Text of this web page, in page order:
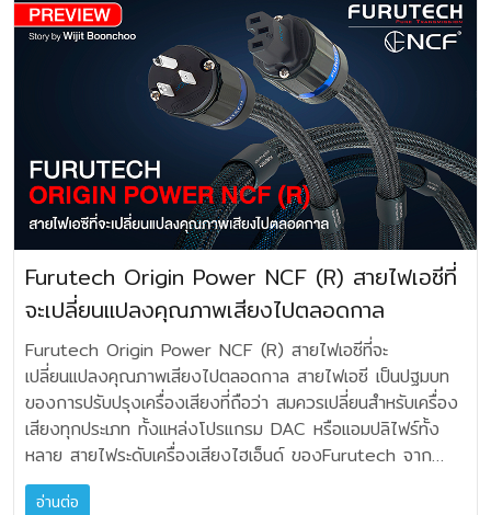
พิทักษ์ . MAS HIFI 081-9820282 คุณมาศ
คืนอิมเมจและซาวนด์สเตจให้เครื่องขยายเสียง เปลี่ยนไปสู่ความ
โดดเด่นน่าทึ่งยิ่งขึ้น คุณอาจไม่เคยได้ยินเสียงเบสกระชับเป็นตัว
ตน แอมเบี้ยนสวยงาม จุดตำแหน่งดนตรีแม่นถึงขนาดนี้มาก่อน
(AUVA EQ CSA 2) และแบบ 4 ตัว (AUVA EQ CSA 1) ใน
ด้านประสิทธิภาพเสียงอาจมีความแตกต่างกันได้เล็กน้อย ขึ้นกับ
การใช้เป็นสี่ตัวหรือสามตัว และความสมดุลของการรองรับน้ำหนัก
เครื่อง ดังนั้นจึงควรพิจารณาในแง่นี้ให้ดีๆ ทุกอย่างน่าจะอยู่ที่
ขนาด น้ำหนักเครื่อง และรุ่นรหัสของตัวรองที่เหมาะสมกัน
มากกว่า อย่างรุ่นรหัส CSA 1 จะเหมาะกับเครื่องแหล่งโปรแกรม
DAC, CD, STREAMER หรือรุ่นรหัส CSA 2 และCSA 3 เหมาะ
กับแอมปลิไฟร์ที่มีน้ำหนักมากๆ เป็นหลัก ส่วนวิธีการวาง ความ
เห็นส่วนตัวโดยรวม ผมกลับชอบการวางแบบ 3 ตัว ที่ได้ทั้ง
อิมเมจ ซาวด์สเตจ รายละเอียดเสียงดีขึ้น เบสอิ่มลอยตัว แบบว่า
ครบถ้วน รวมถึงฮาร์โมนิคสวยๆ ให้ความประทับใจมากจริงๆ ใน
ขณะที่วาง 4 ตัว อาจจะให้ความอิ่มของเสียงเบสได้ไม่เท่ากับใช้
3 ตัว (ทั้งสองรุ่น) ส่วนศักยภาพอื่นๆ ก็ใกล้เคียงกันครับ ท่านใด
เงียบสงัดดีขึ้น หรืออิมเมจ ซาวนด์สเตจน่าทึ่งขนาดไหน? ผมบอก
รายละเอียดจะโดดเด่นยิ่งขึ้น ปลายเสียงเปิดอิสระ ในขณะที่ยังคง
รักษาคาแรกเตอร์เดิมของเสียงเอาไว้ได้อย่างมั่นคง
เปรียบเทียบระหว่างการใช้ SCB-RS-HC50G กับการวางเครื่อง
ลงบนพื้นธรรมดาแต่แน่นอนว่าในเรื่องของ Detail หรือราย
ละเอียดของเสียง การเปิดของมิติเสียงนั้นต้องถือว่าเป็นคนละ
เรื่องกันเลย มันเป็นอุปกรณ์ที่แต่แรก ผมไม่ได้คาดหวังอะไรกับมัน
มากนัก แต่สิ่งที่ได้มากับเป็นสิ่งที่ตรงกันข้ามกับความคิดอย่างสิ้น
เชิง เอาเป็นว่า ใช้รองเครื่องแล้วต้องอึ้งไปเลยครับ ใน
กรณีของการใช้ TAOC SCB-RS-HC50G รองรับภาคขยาย
หรือเครื่องเสียงจำพวกอินทิเกรเต็ดแอมป์ โดยเฉพาะเครื่องที่มี
โครงสร้างขนาดใหญ่ มีทรานส์ฟอร์เมอร์ใหญ่ๆ และตัวเก็บประจุ
ขนาดยักษ์ทั้งหลาย เราจะพบได้ถึงมิติเสียงที่เปลี่ยนไปอย่างสิ้น
เชิง มันเหมือนกับเราได้รับคุณภาพเสียงที่เปิดกว้างมากขึ้น
และมีมิติของเสียงที่อิสระ ทะลุทะลวงมากขึ้นอย่างไม่น่าเชื่อ
เหมือนเพิ่งมารู้ว่า อันที่จริงเครื่องเสียงของเรามีศักยภาพสูงกว่า
ที่คิดครับ ความสามารถในการลดเสียงรบกวนหรือการสั่น
สะเทือนน้อยๆ แบบไมโครไวเบรชันไปจนถึงการสั่นสะเทือนทางกล
ที่เกิดจากเสียงของลำโพงที่ไปกระทบสรรพสิ่ง สภาพแวดล้อม
ของห้องแล้วย้อนกลับมาที่ตัวเครื่องเสียง ได้ถูกสลายออกไป
อย่างเป็นรูปธรรม ผลที่เราได้จึงนับว่าเป็นเสียงบริสุทธิ์ ที่น่าประทับ
stage of choice” หรือโดดเด่นในกลุ่มปรีโฟโนระดับเริ่มต้น
ถ้าคุณเริ่มเล่นแผ่นเสียงระบบเสียงระดับพื้นฐานถึงมิดเอ็นด์ แค่เพิ่ม
ปรีโฟโนเครื่องเล็กๆ เครื่องนี้ จะได้ผลที่ชัดเจนกว่า เมื่อเทียบกับ
ปรีโฟโนที่มีอยู่ในแอมปลิไฟร์ทั่วไปแล้ว ขอบอกว่า Rega FONO
MINI A2D MK2 ให้คุณภาพเสียงดีกว่าแยะครับ ในยุค
ปัจจุบัน จะหาอะไรที่ราคาต่ำกว่าหนึ่งหมื่นบาท แต่ให้คุณภาพน่า
ประทับใจ คุ้มค่า ผมว่า Rega FONO MINI A2D MK2 เป็น
หนึ่งในสิ่งเล็กๆ ที่ให้ศักยภาพใหญ่เกินความคาดหมายเลยทีเดียว
นี่คือภาคปรีโฟโน สำหรับแผ่นเสียงที่จัดได้ว่าให้คุณภาพ
อย่างคุ้มค่า ไม่ว่าจะเป็นในแง่ของรายละเอียด ความสะอาดเสียง
ความใกล้เคียงดนตรีจริง… และที่สุดคือความเป็นธรรมชาติของน้ำ
เสียงดนตรี สำหรับผู้ที่ต้องการเข้าถึงคำว่า “อนาล็อก
ออดิโอ” ผมว่านี่คือทางเลือกแรกของคุณอย่างแน่นอนครับ
หมายเหตุ: Rega FONO MINI A2D MK2 มีขนาด: กว้าง
102 สูง 30 ลึก 125 มม. ราคา 6,900.- บาท สนใจ
สอบถามรายละเอียดได้ที่ บริษัท คอมฟอร์ตซาวด์ จำกัด Tel: 02
321 0384, 02 321 0385, 083 758 7771
จะเพิ่มขึ้นได้มากกว่า สามารถลด Noise Floor ได้ดีขึ้น ทำให้
รายละเอียดเล็กๆ ในเพลงชัดขึ้นมา โดยเฉพาะความชัดเจนของชิ้น
ดนตรี สิ่งที่ผมชอบอุปกรณ์ของ Entreq คือทุกโมเดลจะไม่
ไปทำให้บุคลิกเครื่องเสียงทุกชุดเปลี่ยนแปลงผิดเพี้ยนไป แต่จะลด
Noise จากระบบกราวนด์ ทำให้เกิดความเป็นดนตรีสูงขึ้นอย่าง
ชัดเจนมาก Entreq Silver Minimus Tungsten
สามารถทำงานได้อย่างมีประสิทธิภาพสูงสุดเมื่อต่อกราวด์/ระบาย
ประจุไฟฟ้า 1 ชิ้น ที่มีน้ำหนักรวมไม่เกิน 10 กิโลกรัม ดังนั้นจุด
หมายคือใช้กับ ปรีแอมป์, DAC Streamer, CD /SACD
Player ต้นทางแหล่งโปรแกรมทั้งหลาย และเมื่อใช้สายกราวด์
รุ่นใหม่ Entreq Revelation Ground Cable ที่ทดสอบร่วม
กันกับ Silver Minimus Tungsten นี้ จะได้ผลดีและลงตัวมาก
โดยด้านหลังจะมีจุดกราวด์มาให้ 1 จุด ออกแบบมาให้เหมาะกับ
การใช้งานกับเครื่องเสียงทั่วไปตามข้อกำหนด ขนาดน้ำหนักดัง
กล่าวข้างต้น แต่ไม่แนะนำต่อกับ Power Amp โดยตรง (ควร
ใช้รุ่น Tellus หรือ Poseidon ที่มีขนาดใหญ่กว่า)
สำหรับการต่อนั้น ให้ผู้ใช้ต่อกับสายกราวด์ของ Entreq เอง ซึ่ง
ตรงนี้สามารถปรับปรุงเปลี่ยนแปลงหรือเลือกสายรุ่นที่ใหญ่ขึ้นตาม
คุณสมบัติของโลหะ ตัวนำ ภายในได้ครับ เพราะตรงนี้จะเป็นเรื่อง
เทคโนโลยี NCF หรือ (Nano Crystal² Formula) ที่ประกอบ
ด้วยสารประกอบผลึกนาโน ที่มีคุณสมบัติสองประการหลัก หนึ่ง :
สร้างไอออนลบ ช่วยลดไฟฟ้าสถิตย์ สอง : เปลี่ยนพลังงาน
ความร้อนให้เป็นรังสีฟาร์ อินฟราเรด ช่วยกระจายความร้อน
นอกจากนั้น ยังผสมเซรามิกนาโนและผงคาร์บอนเพื่อเพิ่ม
คุณสมบัติการลดแรงสั่น (damping) ทั้งทางไฟฟ้าและกลไก
เทคนิคที่สำคัญอีกประการหนึ่งคือ Floating Field Damper
ระบบกรองสนามแม่เหล็กและไฟฟ้าแบบ Ground Jumper
เทคโนโลยีนี้ช่วยลด Floating Fields จากชิ้นส่วนโลหะภายใน
เช่น สกรูหรือคลิปที่อาจสร้างการรบกวนสัญญาณไฟฟ้า และยัง
ช่วยให้การไหลของสัญญาณไฟฟ้าที่ไร้การบิดเบือน
ตัวเชื่อมต่อของ Flow‑28 NCF เป็นวัสดุเกรดพรีเมียม
Rhodium‑plated Alpha non‑magnetic โครงสายที่มีเส้นใย
เหล็ก, ไนลอน, ไฟเบอร์กลาส และวัสดุกันสะเทือน มีฉนวน PE
และ Teflon ห่อหุ้ม รวมทั้ง Jacket ที่ช่วยลดค่าความจุทาง
ไฟฟ้า Capacitance และเพิ่มความทนทานต่อแรงสั่นสะเทือน
ถ้านักเล่นเครื่องเสียงระดับออดิโอไฟล์ติดตามผลิตภัณฑ์ของ
ล่าสุดของซีรีส์ Inline Filter ที่เริ่มพัฒนารุ่นแรกมาตั้งแต่ปี
ประกอบ จึงต้องคำนึงถึงผลตรงนี้ด้วย ควรเลือกชั้นวางที่ดีที่สุด
เท่าที่จะทำได้ครับ เพราะตรงนี้คือต้นทางของคลื่นเสียงที่จะตรงไป
สู่ผู้ฟัง จุดที่ดีของชั้นวางหรือ Audio Rack เป็นอุปกรณ์
หรือเฟรมที่ช่วยติดตั้ง จัดเก็บ และจัดระเบียบอุปกรณ์เสียงต่างๆ
เช่น เพาเวอร์แอมป์ เครื่องสตรีมเมอร์ ซีดีเพลย์เยอร์ เครื่องเล่น
แผ่นเสียง และอื่นๆ ออดิโอแร็คช่วยให้อุปกรณ์เสียง
หลายตัวถูกรวมไว้ในจุดเดียวอย่างเป็นระเบียบง่ายต่อการจัดการ
สายสัญญาณและสายไฟ Audio Rack ที่ดีจะมีดีไซน์มั่นคงมี
ช่องเว้นระหว่างอุปกรณ์เพื่อป้องกันความร้อนสะสม และที่สำคัญ
สูงสุดคือ จะต้องไม่เกิดไวเบรชั่นและเรโซแนนซ์หรือการพ้องเสียง
ใดๆ ขึ้นมาจากตัวของมันขึ้นมาเสริมให้แย่ลงไป และในชั้นวาง
เครื่องเสียงที่ดีไซน์อย่างมีเทคนิคจะช่วยปรับ การวางซ้อน ให้
ความยืดหยุ่น และขยายระบบง่าย อีกนัยหนึ่ง ชั้นวางเครื่องเสียง
ที่ดี จะช่วยให้ภาพลักษณ์ดูเป็นมืออาชีพมากขึ้นด้วย ชั้น
วางเครื่องเสียงที่ถูกออกแบบเพื่อระบบเสียงโดยตรง มักมีราคา
สูง จนบางครั้งรู้สึกเกินเอื้อมได้เหมือนกัน แต่ด้วยความก้าวหน้า
ทางด้านวัสดุศาสตร์ และการดีไซน์ยุคใหม่ เราจะพบว่าปัจจุบันมี
Audio Rack ชั้นดี ราคาสมเหตุผลออกมาให้ได้เลือกสรรกันมาก
ขึ้น และ Audio Bastion ในซีรีส์ MODULAR CLASSIC
Furutech Origin Power NCF (R) สายไฟเอซีที่
จะเปลี่ยนแปลงคุณภาพเสียงไปตลอดกาล
Furutech Origin Power NCF (R) สายไฟเอซีที่จะ
เปลี่ยนแปลงคุณภาพเสียงไปตลอดกาล สายไฟเอซี เป็นปฐมบท
ของการปรับปรุงเครื่องเสียงที่ถือว่า สมควรเปลี่ยนสำหรับเครื่อง
เสียงทุกประเภท ทั้งแหล่งโปรแกรม DAC หรือแอมปลิไฟร์ทั้ง
หลาย สายไฟระดับเครื่องเสียงไฮเอ็นด์ ของFurutech จาก
ประเทศญี่ปุ่น มีการพัฒนามาอย่างยาวนาน เป็นที่ยอมรับกันโดย
ทั่วไป Furutech มุ่งมั่นที่จะนำเสนออุปกรณ์เสียงคุณภาพ
อ่านต่อ